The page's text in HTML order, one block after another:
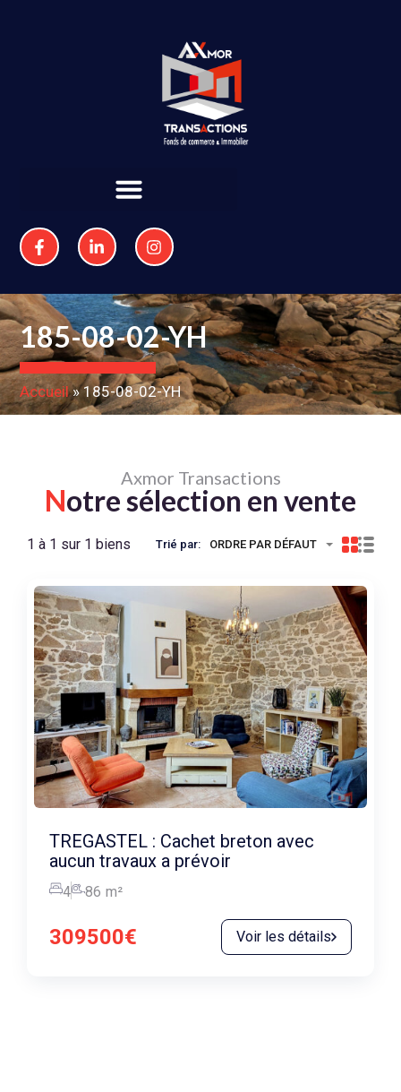
185-08-02-YH
Accueil»185-08-02-YH
Axmor Transactions
Notre sélection en vente
1 à 1 sur 1 biens Trié par: ORDRE PAR DÉFAUT
TREGASTEL : Cachet breton avec
aucun travaux a prévoir
4 86 m²
309500€ Voir les détails